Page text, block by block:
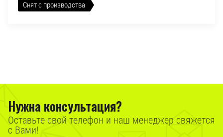
Снят с производства
Нужна консультация?
Оставьте свой телефон и наш менеджер свяжется
с Вами!